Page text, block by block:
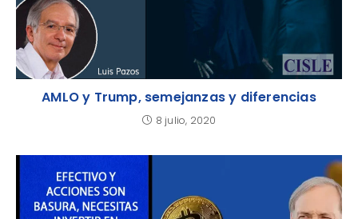
AMLO y Trump, semejanzas y diferencias
8 julio, 2020